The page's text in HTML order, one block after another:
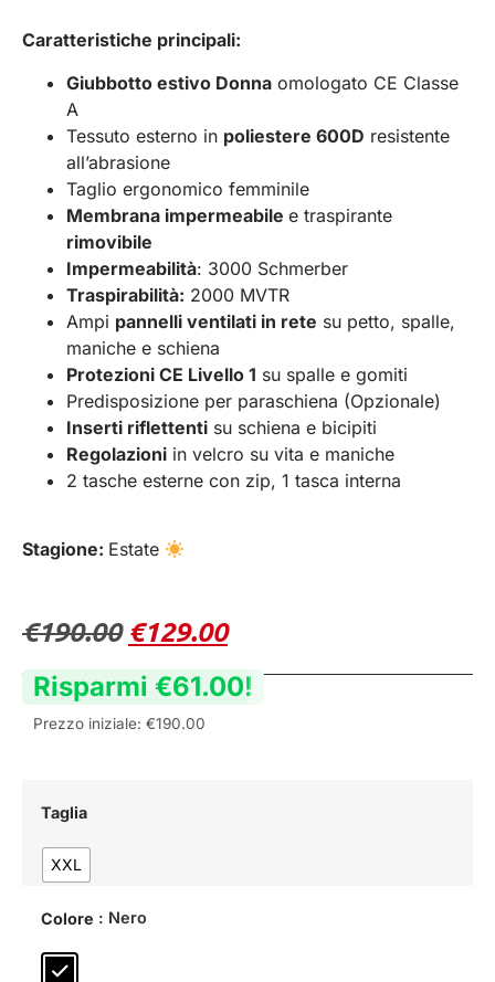
Caratteristiche principali:
Giubbotto estivo Donna omologato CE Classe
A
Tessuto esterno in poliestere 600D resistente
all’abrasione
Taglio ergonomico femminile
Membrana impermeabile e traspirante
rimovibile
Impermeabilità: 3000 Schmerber
Traspirabilità: 2000 MVTR
Ampi pannelli ventilati in rete su petto, spalle,
maniche e schiena
Protezioni CE Livello 1 su spalle e gomiti
Predisposizione per paraschiena (Opzionale)
Inserti riflettenti su schiena e bicipiti
Regolazioni in velcro su vita e maniche
2 tasche esterne con zip, 1 tasca interna
Stagione: Estate
€190.00 €129.00
Risparmi €61.00!
Prezzo iniziale: €190.00
Taglia
XXL
Colore : Nero